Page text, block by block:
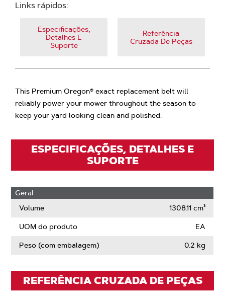
Links rápidos:
Especificações,
Detalhes E
Suporte
Referência
Cruzada De Peças
This Premium Oregon® exact replacement belt will
reliably power your mower throughout the season to
keep your yard looking clean and polished.
ESPECIFICAÇÕES, DETALHES E
SUPORTE
Geral
Volume
1308.11 cm³
UOM do produto EA
Peso (com embalagem) 0.2 kg
REFERÊNCIA CRUZADA DE PEÇAS